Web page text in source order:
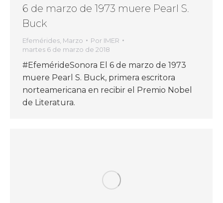
6 de marzo de 1973 muere Pearl S.
Buck
Efemérides Marzo Por IMER
martes 6 de marzo de 2018
#EfemérideSonora El 6 de marzo de 1973
muere Pearl S. Buck, primera escritora
norteamericana en recibir el Premio Nobel
de Literatura.